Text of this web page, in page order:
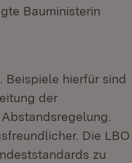
Bauministerin
hierfür sind
der
Die LBO
zu